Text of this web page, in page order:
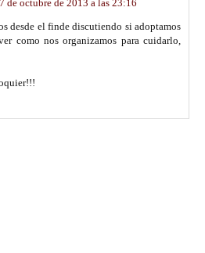
7 de octubre de 2013 a las 23:16
desde el finde discutiendo si adoptamos
como nos organizamos para cuidarlo,